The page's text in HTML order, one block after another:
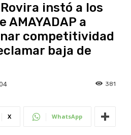
instó a los
AMAYADAP a
competitividad
baja de
381
X WhatsApp